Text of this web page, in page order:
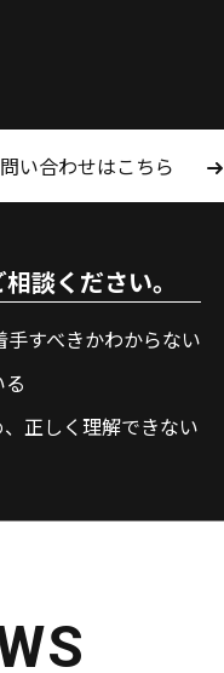
い合わせはこちら
談ください。
すべきかわからない
正しく理解できない